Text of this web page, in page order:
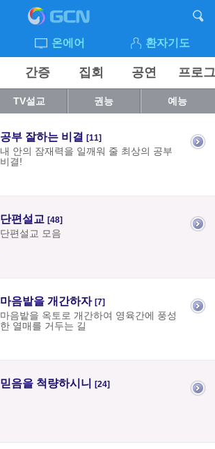
온에어 환자기도
간증 집회 공연 프로
TV설교 권능 예능
공부 잘하는 비결 [11]
내 안의 잠재력을 일깨워 줄 최상의 공부
비결!
단편설교 [48]
단편설교 모음
마음밭을 개간하자 [7]
마음밭을 옥토로 개간하여 영육간에 풍성
한 열매를 거두는 길
믿음을 척량하시니 [24]